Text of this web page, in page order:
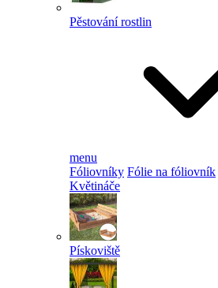
Pěstování rostlin
menu
Fóliovníky Fólie na fóliovník
Květináče
Pískoviště